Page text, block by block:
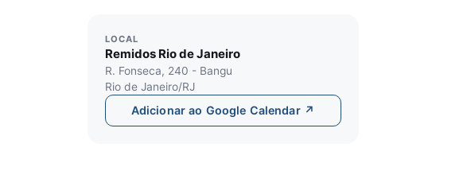
LOCAL
Remidos Rio de Janeiro
R. Fonseca, 240 - Bangu
Rio de Janeiro/RJ
Adicionar ao Google Calendar ↗